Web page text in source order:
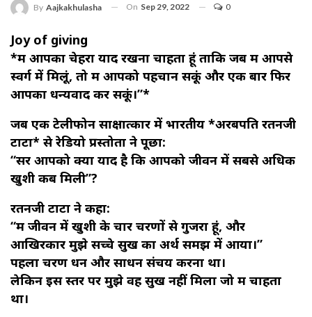
By Aajkakhulasha On Sep 29, 2022 0
Joy of giving
*मैं आपका चेहरा याद रखना चाहता हूं ताकि जब मैं आपसे
स्वर्ग में मिलूं, तो मैं आपको पहचान सकूं और एक बार फिर
आपका धन्यवाद कर सकूं।”*
जब एक टेलीफोन साक्षात्कार में भारतीय *अरबपति रतनजी
टाटा* से रेडियो प्रस्तोता ने पूछा:
“सर आपको क्या याद है कि आपको जीवन में सबसे अधिक
खुशी कब मिली”?
रतनजी टाटा ने कहा:
“मैं जीवन में खुशी के चार चरणों से गुजरा हूं, और
आखिरकार मुझे सच्चे सुख का अर्थ समझ में आया।”
पहला चरण धन और साधन संचय करना था।
लेकिन इस स्तर पर मुझे वह सुख नहीं मिला जो मैं चाहता
था।